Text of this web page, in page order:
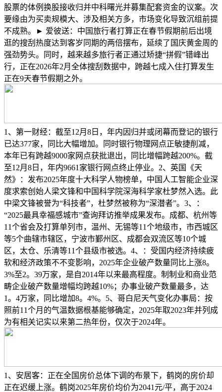
股票的体例换股接收归并中科曙光并募集配套资金的议案。次
要缘由为买卖规模大、涉及相关方多，市场变化导致沉组前提
不成熟。► 爱彼送：中国旅行者打算正在春节假期前后出境
逛的搜刮热度达到客岁同期的两倍摆布，延续了国庆黄金周的
强劲势头。同时，越来越多旅行者正通过矫捷“拼假”错峰出
行，正在2026年2月全体搜刮数据中，跨越七成入住打算发生
正在9天春节假期之外。
1、第一财经：截至12月8日，年内因归并或闭幕而登记的银行
已达377家，同比大幅增加。同时银行物理网点正敏捷削减，
本年已有跨越9000家网点获批退出，同比增幅跨越200%。截
至12月8日，年内9661家银行网点终止停业。2、英国《天
然》：发布2025年度十大科学人物榜单，中国人工智能企业深
度求索创始人梁文锋和中国科学院深海科学家杜梦然入选。此
中梁文锋被誉为“科技者”，杜梦然被称为“深潜者”。3、：
“2025最具幸福感城市”查询拜访推举成果发布。成都、杭州等
11个省会及打算单列市，温州、无锡等11个地级市，市西城区
等5个曲辖市辖区，宁波市鄞州区、成都会双流区等10个城
区，太仓、乐清等11个县级市被选。4、：受国内经济持续疲
软和经济政策不不变影响，2025年企业破产数量同比上涨8。
3%至2。39万家，是自2014年以来最高程度。制制业和商业范
畴企业破产数量增幅均跨越10%；办事业破产数量最多，达
1。4万家，同比增加8。4%。5、哥白尼天气变化办事局：按
照前11个月的气温数据根基能够确定，2025年取2023年并列成
为有相关记实以来第二热年份，仅次于2024年。
1、安居客：正在全国房价总体下调的布景下，鹤岗的房价却
正在迟缓上涨。鹤岗2025年房价均价为2041元/平，高于2024